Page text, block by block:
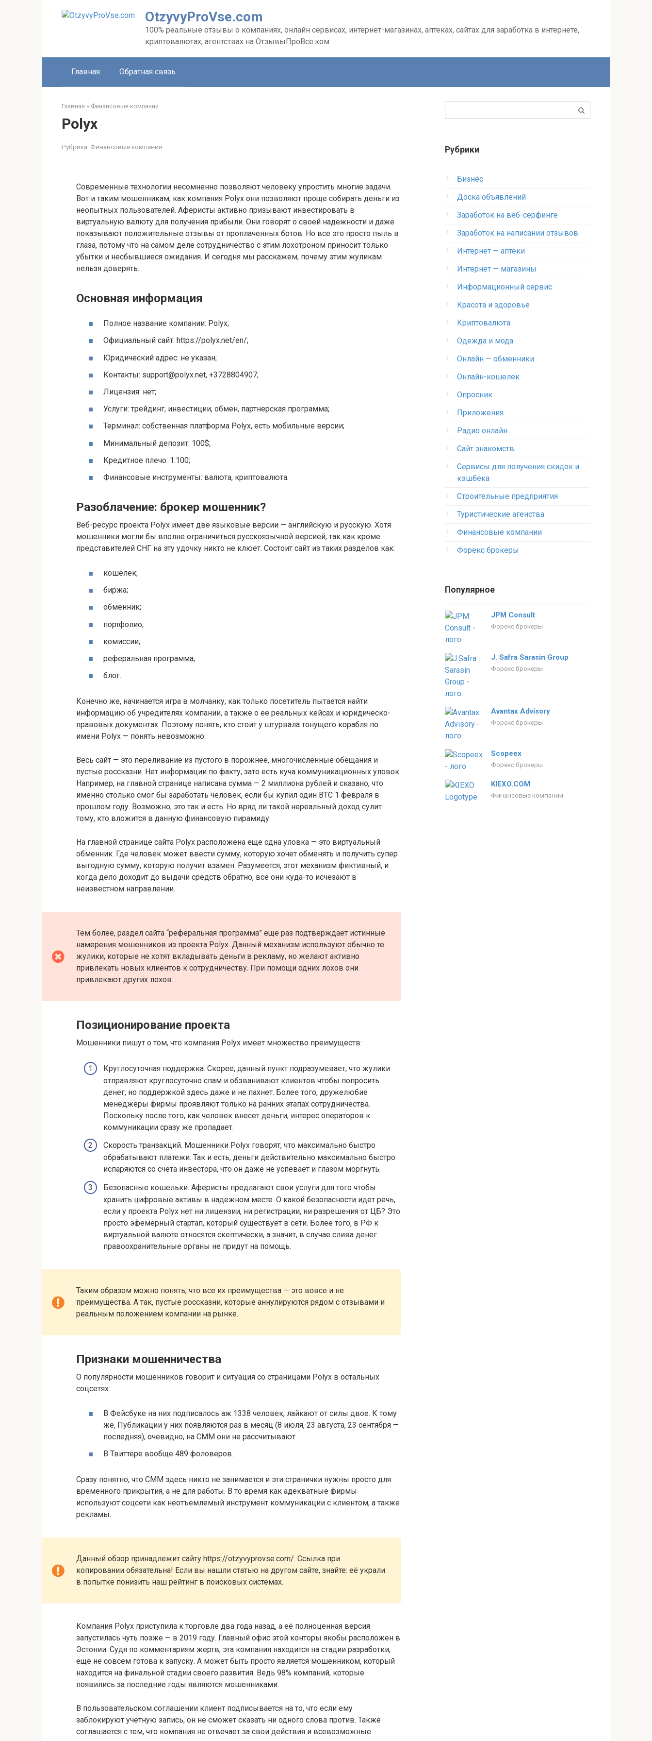
OtzyvyProVse.com
100% реальные отзывы о компаниях, онлайн сервисах, интернет-магазинах, аптеках, сайтах для заработка в интернете,
криптовалютах, агентствах на ОтзывыПроВсе.ком.
Главная Обратная связь
Главная » Финансовые компании
Polyx
Рубрика: Финансовые компании
Современные технологии несомненно позволяют человеку упростить многие задачи.
Вот и таким мошенникам, как компания Polyx они позволяют проще собирать деньги из
неопытных пользователей. Аферисты активно призывают инвестировать в
виртуальную валюту для получения прибыли. Они говорят о своей надежности и даже
показывают положительные отзывы от проплаченных ботов. Но все это просто пыль в
глаза, потому что на самом деле сотрудничество с этим лохотроном приносит только
убытки и несбывшиеся ожидания. И сегодня мы расскажем, почему этим жуликам
нельзя доверять.
Основная информация
Полное название компании: Polyx;
Официальный сайт: https://polyx.net/en/;
Юридический адрес: не указан;
Контакты: support@polyx.net, +3728804907;
Лицензия: нет;
Услуги: трейдинг, инвестиции, обмен, партнерская программа;
Терминал: собственная платформа Polyx, есть мобильные версии;
Минимальный депозит: 100$;
Кредитное плечо: 1:100;
Финансовые инструменты: валюта, криптовалюта.
Разоблачение: брокер мошенник?
Веб-ресурс проекта Polyx имеет две языковые версии — английскую и русскую. Хотя
мошенники могли бы вполне ограничиться русскоязычной версией, так как кроме
представителей СНГ на эту удочку никто не клюет. Состоит сайт из таких разделов как:
кошелек;
биржа;
обменник;
портфолио;
комиссии;
реферальная программа;
блог.
Конечно же, начинается игра в молчанку, как только посетитель пытается найти
информацию об учредителях компании, а также о ее реальных кейсах и юридическо-
правовых документах. Поэтому понять, кто стоит у штурвала тонущего корабля по
имени Polyx — понять невозможно.
Весь сайт — это переливание из пустого в порожнее, многочисленные обещания и
пустые россказни. Нет информации по факту, зато есть куча коммуникационных уловок.
Например, на главной странице написана сумма — 2 миллиона рублей и сказано, что
именно столько смог бы заработать человек, если бы купил один ВТС 1 февраля в
прошлом году. Возможно, это так и есть. Но вряд ли такой нереальный доход сулит
тому, кто вложится в данную финансовую пирамиду.
На главной странице сайта Polyx расположена еще одна уловка — это виртуальный
обменник. Где человек может ввести сумму, которую хочет обменять и получить супер
выгодную сумму, которую получит взамен. Разумеется, этот механизм фиктивный, и
когда дело доходит до выдачи средств обратно, все они куда-то исчезают в
неизвестном направлении.
Тем более, раздел сайта “реферальная программа” еще раз подтверждает истинные
намерения мошенников из проекта Polyx. Данный механизм используют обычно те
жулики, которые не хотят вкладывать деньги в рекламу, но желают активно
привлекать новых клиентов к сотрудничеству. При помощи одних лохов они
привлекают других лохов.
Позиционирование проекта
Мошенники пишут о том, что компания Polyx имеет множество преимуществ:
Круглосуточная поддержка. Скорее, данный пункт подразумевает, что жулики
отправляют круглосуточно спам и обзванивают клиентов чтобы попросить
денег, но поддержкой здесь даже и не пахнет. Более того, дружелюбие
менеджеры фирмы проявляют только на ранних этапах сотрудничества.
Поскольку после того, как человек внесет деньги, интерес операторов к
коммуникации сразу же пропадает.
Скорость транзакций. Мошенники Polyx говорят, что максимально быстро
обрабатывают платежи. Так и есть, деньги действительно максимально быстро
испаряются со счета инвестора, что он даже не успевает и глазом моргнуть.
Безопасные кошельки. Аферисты предлагают свои услуги для того чтобы
хранить цифровые активы в надежном месте. О какой безопасности идет речь,
если у проекта Polyx нет ни лицензии, ни регистрации, ни разрешения от ЦБ? Это
просто эфемерный стартап, который существует в сети. Более того, в РФ к
виртуальной валюте относятся скептически, а значит, в случае слива денег
правоохранительные органы не придут на помощь.
Таким образом можно понять, что все их преимущества — это вовсе и не
преимущества. А так, пустые россказни, которые аннулируются рядом с отзывами и
реальным положением компании на рынке.
Признаки мошенничества
О популярности мошенников говорит и ситуация со страницами Polyx в остальных
соцсетях:
В Фейсбуке на них подписалось аж 1338 человек, лайкают от силы двое. К тому
же, Публикации у них появляются раз в месяц (8 июля, 23 августа, 23 сентября —
последняя), очевидно, на СММ они не рассчитывают.
В Твиттере вообще 489 фоловеров.
Сразу понятно, что СММ здесь никто не занимается и эти странички нужны просто для
временного прикрытия, а не для работы. В то время как адекватные фирмы
используют соцсети как неотъемлемый инструмент коммуникации с клиентом, а также
рекламы.
Данный обзор принадлежит сайту https://otzyvyprovse.com/. Ссылка при
копировании обязательна! Если вы нашли статью на другом сайте, знайте: её украли
в попытке понизить наш рейтинг в поисковых системах.
Компания Polyx приступила к торговле два года назад, а её полноценная версия
запустилась чуть позже — в 2019 году. Главный офис этой конторы якобы расположен в
Эстонии. Судя по комментариям жертв, эта компания находится на стадии разработки,
ещё не совсем готова к запуску. А может быть просто является мошенником, который
находится на финальной стадии своего развития. Ведь 98% компаний, которые
появились за последние годы являются мошенниками.
В пользовательском соглашении клиент подписывается на то, что если ему
заблокируют учетную запись, он не сможет сказать ни одного слова против. Также
соглашается с тем, что компания не отвечает за свои действия и всевозможные
Рубрики
Бизнес
Доска объявлений
Заработок на веб-серфинге
Заработок на написании отзывов
Интернет — аптеки
Интернет — магазины
Информационный сервис
Красота и здоровье
Криптовалюта
Одежда и мода
Онлайн — обменники
Онлайн-кошелек
Опросник
Приложения
Радио онлайн
Сайт знакомств
Сервисы для получения скидок и
кэшбека
Строительные предприятия
Туристические агенства
Финансовые компании
Форекс брокеры
Популярное
JPM Consult
Форекс брокеры
J. Safra Sarasin Group
Форекс брокеры
Avantax Advisory
Форекс брокеры
Scopeex
Форекс брокеры
KIEXO.COM
Финансовые компании